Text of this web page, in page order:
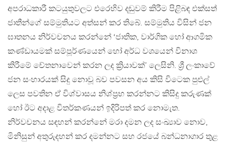
අපරාධකාරී කටයුතුවලට එරෙහිව දඬුවම් කිරීම පිළිබඳ එක්සත්
ජාතීන්ගේ සම්මුතියට අත්සන් කර තිබේ. සම්මුතිය විසින් ජන
ඝාතනය නිර්වචනය කරන්නේ ‘ජාතික, වාර්ගික හෝ ආගමික
කණ්ඩායමක් සම්පූර්ණයෙන් හෝ අර්ධ වශයෙන් විනාශ
කිරීමේ චේතනාවෙන් කරන ලද ක්‍රියාවක්’ ලෙසිනි. ශ්‍රී ලංකාවේ
ජන සංහාරයක් සිදු නොවූ බව පවසන අය කිසි විටෙක පුළුල්
ලෙස පවතින ඒ විශ්වාසය නිශ්ප්‍රභ කරන්නට කිසිදු කරුණක්
හෝ ඊට අදාළ විතර්කණයන් ඉදිරිපත් කර නොමැත.
නිර්වචනය සඳහන් කරන්නේ මරා දමන ලද සංඛ්‍යාව නොව,
මිනිසුන් අතුරුදහන් කර දමන්නට සහ රජයේ බන්ධනාගාර තුළ